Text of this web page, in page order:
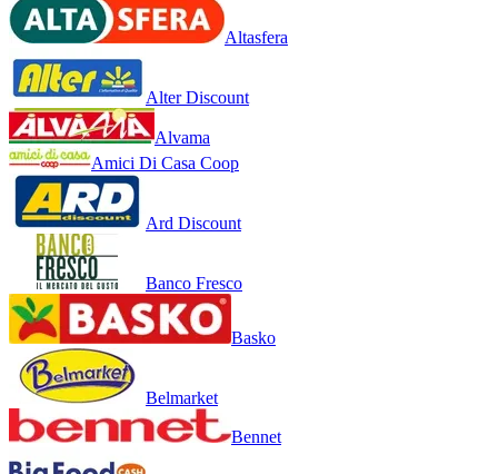
Altasfera
Alter Discount
Alvama
Amici Di Casa Coop
Ard Discount
Banco Fresco
Basko
Belmarket
Bennet